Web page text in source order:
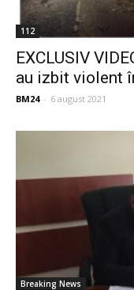
112
EXCLUSIV
au izbit violent
BM24 - 6 august 2021
Breaking News